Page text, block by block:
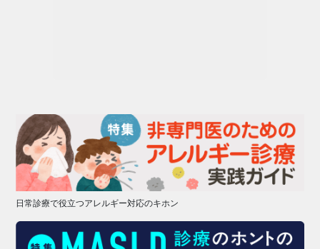
日常診療で役立つアレルギー対応のキホン